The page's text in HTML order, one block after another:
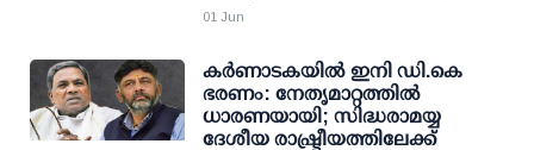
01 Jun
കര്‍ണാടകയില്‍ ഇനി ഡി.കെ
ഭരണം: നേതൃമാറ്റത്തില്‍
ധാരണയായി; സിദ്ധരാമയ്യ
ദേശീയ രാഷ്ട്രീയത്തിലേക്ക്